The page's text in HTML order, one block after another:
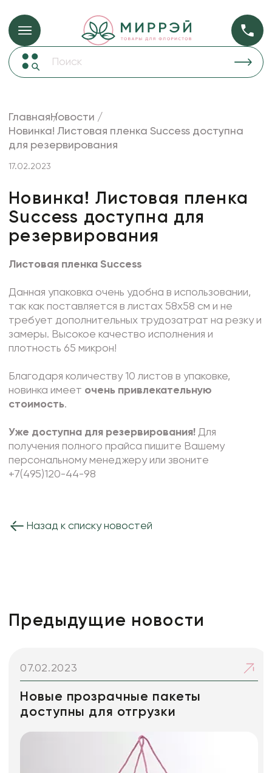
Упаковка для цветов и подарков Упаковка для
Пленка
Коробки для цветов
Декор для дома
Сухоцветы
Лента
Товары для флористов
Пакеты для цветов и подарков
Декоративные вазы, кашпо
Фоамиран
Свечи
ГлавнаяНовости
Новинка! Листовая пленка Success доступна
для резервирования
17.02.2023
Новинка! Листовая пленка
Success доступна для
резервирования
Листовая пленка Success
Данная упаковка очень удобна в использовании,
так как поставляется в листах 58х58 см и не
требует дополнительных трудозатрат на резку и
замеры. Высокое качество исполнения и
плотность 65 микрон!
Благодаря количеству 10 листов в упаковке,
новинка имеет очень привлекательную
стоимость.
Уже доступна для резервирования! Для
получения полного прайса пишите Вашему
персональному менеджеру или звоните
+7(495)120-44-98
Назад к списку новостей
Предыдущие новости
07.02.2023
Новые прозрачные пакеты
доступны для отгрузки